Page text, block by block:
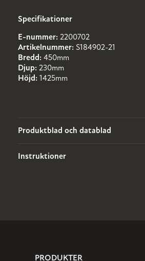
Specifikationer
E-nummer: 2200702
Artikelnummer: S184902-21
Bredd: 450mm
Djup: 230mm
Höjd: 1425mm
Produktblad och datablad
Instruktioner
PRODUKTER